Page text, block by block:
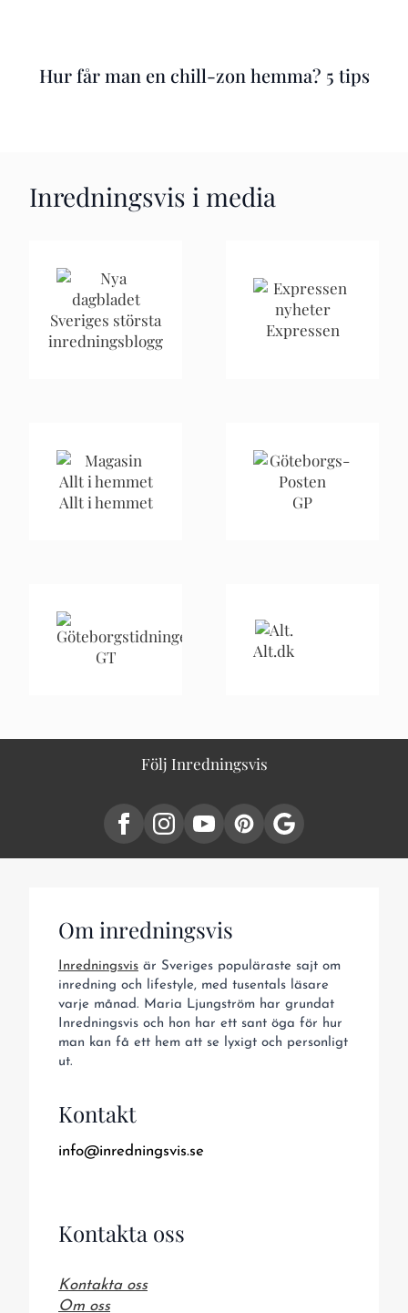
Hur får man en chill-zon hemma? 5 tips
Inredningsvis i media
Sveriges största
inredningsblogg
Expressen
Allt i hemmet GP
GT Alt.dk
Följ Inredningsvis
Om inredningsvis
Inredningsvis är Sveriges populäraste sajt om
inredning och lifestyle, med tusentals läsare
varje månad. Maria Ljungström har grundat
Inredningsvis och hon har ett sant öga för hur
man kan få ett hem att se lyxigt och personligt
ut.
Kontakt
info@inredningsvis.se
Kontakta oss
Kontakta oss
Om oss